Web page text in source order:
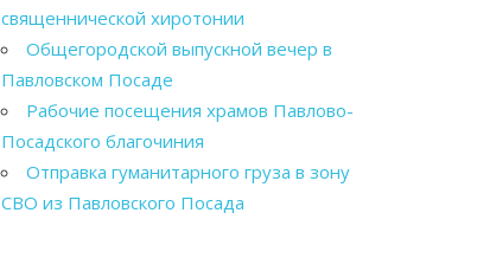
священнической хиротонии
Общегородской выпускной вечер в
Павловском Посаде
Рабочие посещения храмов Павлово-
Посадского благочиния
Отправка гуманитарного груза в зону
СВО из Павловского Посада